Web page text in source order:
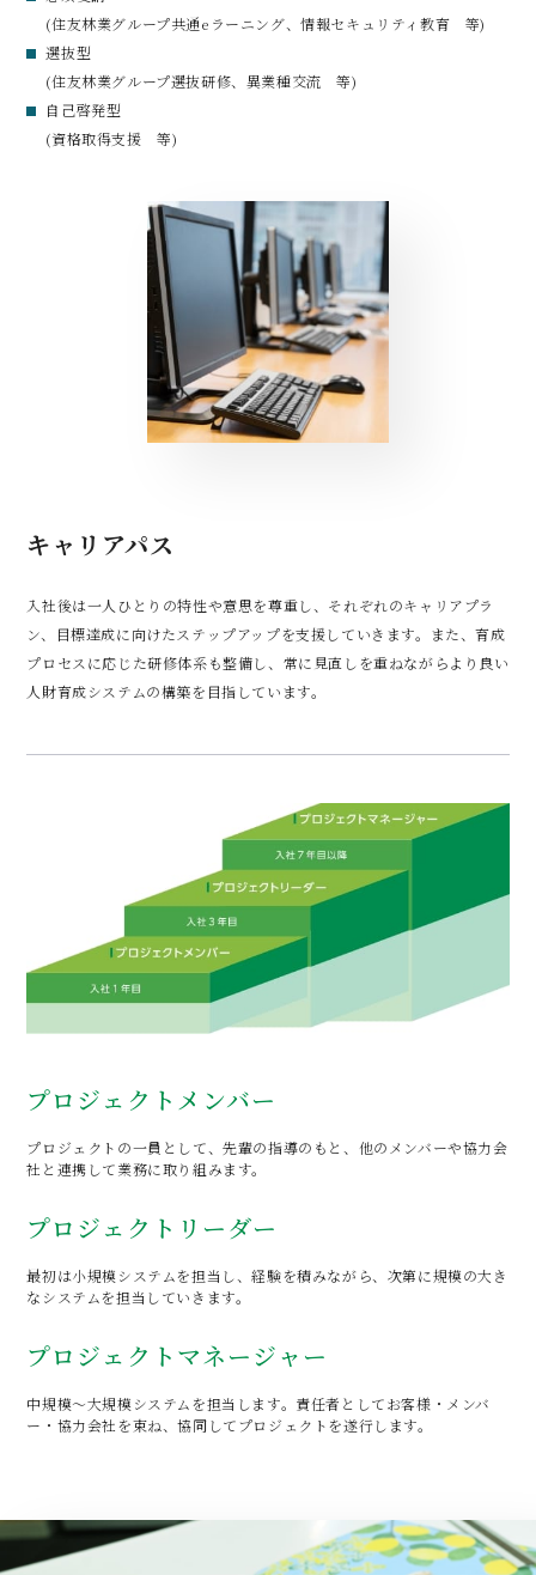
(住友林業グループ共通eラーニング、情報セキュリティ教育 等)​
選抜型​
(住友林業グループ選抜研修、異業種交流 等)​
自己啓発型
(資格取得支援 等)​
キャリアパス
入社後は一人ひとりの特性や意思を尊重し、それぞれのキャリアプラ
ン、目標達成に向けたステップアップを支援していきます。また、育成
プロセスに応じた研修体系も整備し、常に見直しを重ねながらより良い
人財育成システムの構築を目指しています。
プロジェクトメンバー
プロジェクトの一員として、先輩の指導のもと、他のメンバーや協力会
社と連携して業務に取り組みます。
プロジェクトリーダー
最初は小規模システムを担当し、経験を積みながら、次第に規模の大き
なシステムを担当していきます。
プロジェクトマネージャー
中規模～大規模システムを担当します。責任者としてお客様・メンバ
ー・協力会社を束ね、協同してプロジェクトを遂行します。